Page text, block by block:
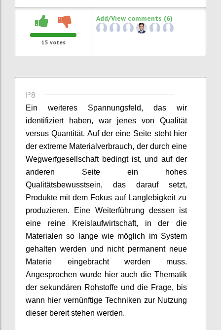
15 votes
Add/View comments (6)
P8
Ein weiteres Spannungsfeld,
das wir
identifiziert haben, war jenes von Qualität
versus Quantität. Auf der eine Seite steht hier
der extreme Materialverbrauch, der durch eine
Wegwerfgesellschaft bedingt ist, und auf der
anderen Seite ein hohes
Qualitätsbewusstsein, das darauf setzt,
Produkte mit dem Fokus auf Langlebigkeit zu
produzieren.
Eine Weiterführung dessen ist
eine reine
Kreislaufwirtschaft, in der die
Materialen so lange wie möglich im System
gehalten werden und nicht permanent neue
Materie eingebracht werden muss.
Angesprochen wurde hier auch die Thematik
der sekundären Rohstoffe und die Frage, bis
wann hier vernünftige Techniken zur Nutzung
dieser bereit stehen werden.